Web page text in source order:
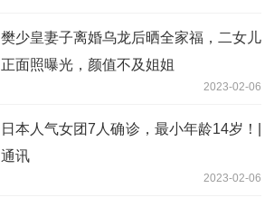
樊少皇妻子离婚乌龙后晒全家福，二女儿
正面照曝光，颜值不及姐姐
2023-02-06
日本人气女团7人确诊，最小年龄14岁！|
通讯
2023-02-06